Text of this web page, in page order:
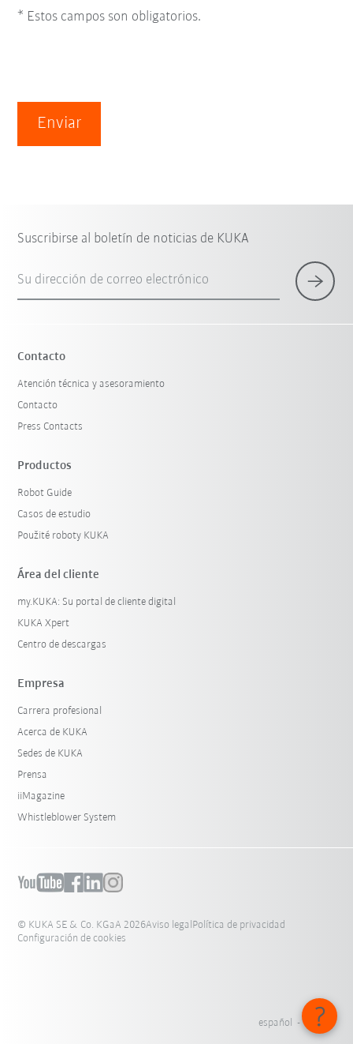
* Estos campos son obligatorios.
Enviar
Suscribirse al boletín de noticias de KUKA
Su dirección de correo electrónico
Contacto
Atención técnica y asesoramiento
Contacto
Press Contacts
Productos
Robot Guide
Casos de estudio
Použité roboty KUKA
Área del cliente
my.KUKA: Su portal de cliente digital
KUKA Xpert
Centro de descargas
Empresa
Carrera profesional
Acerca de KUKA
Sedes de KUKA
Prensa
iiMagazine
Whistleblower System
© KUKA SE & Co. KGaA 2026Aviso legalPolítica de privacidad
Configuración de cookies
español - México